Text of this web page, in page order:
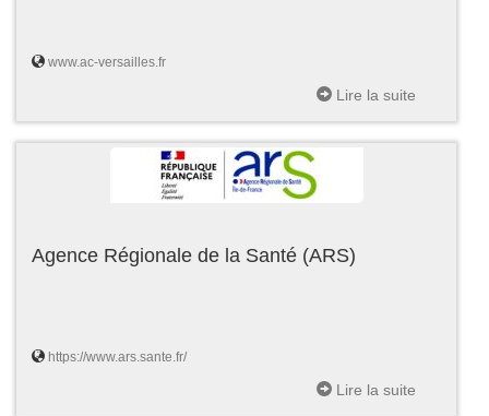
www.ac-versailles.fr
Lire la suite
Agence Régionale de la Santé (ARS)
https://www.ars.sante.fr/
Lire la suite